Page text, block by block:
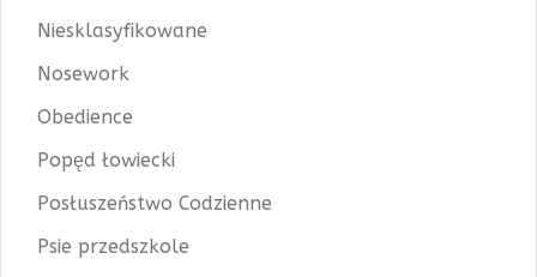
Niesklasyfikowane
Nosework
Obedience
Popęd łowiecki
Posłuszeństwo Codzienne
Psie przedszkole